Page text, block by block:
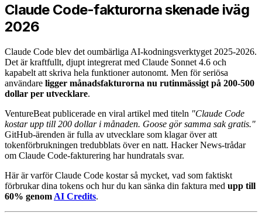
Claude Code-fakturorna skenade iväg
2026
Claude Code blev det oumbärliga AI-kodningsverktyget 2025-2026.
Det är kraftfullt, djupt integrerat med Claude Sonnet 4.6 och
kapabelt att skriva hela funktioner autonomt. Men för seriösa
användare ligger månadsfakturorna nu rutinmässigt på 200-500
dollar per utvecklare.
VentureBeat publicerade en viral artikel med titeln "Claude Code
kostar upp till 200 dollar i månaden. Goose gör samma sak gratis."
GitHub-ärenden är fulla av utvecklare som klagar över att
tokenförbrukningen tredubblats över en natt. Hacker News-trådar
om Claude Code-fakturering har hundratals svar.
Här är varför Claude Code kostar så mycket, vad som faktiskt
förbrukar dina tokens och hur du kan sänka din faktura med upp till
60% genom AI Credits.